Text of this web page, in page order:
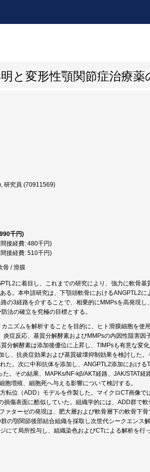
と変形性顎関節症治療薬
研究員 (70911569)
千円)
接経費: 480千円)
接経費: 510千円)
骨 / 滑膜
に着目し、これまでの研究により、強力に軟骨
る。本申請研究は、下顎頭軟骨におけるANGPTL2に
路の3経路を介することで、相乗的にMMPsを高発現
法の確立を究極の目標とする。
ニズムを解析することを目的に、ヒト滑膜細胞を使
症反応、基質分解酵素およびMMPsの内因性阻害因
分解酵素は添加後優位に上昇し、TIMPsも有意な変
、抗炎症効果および基質破壊抑制効果を検討した
た。次に中和抗体を添加し、ANGPTL2添加におけ
。その結果、MAPKs/NF-kβ/AKT経路、JAK/STAT経
増殖、細胞死へ与える影響について検討する。
転位（ADD）モデルを作製した。マイクロCT画像で
損傷表面に酷似していた。組織学的には、ADD群で
ァターゼの発現は、肥大層および軟骨層下の軟骨下
の顎関節後部結合組織を採取し次世代シークエンス
にて局所投与し、組織染色およびCTによる解析を行っ